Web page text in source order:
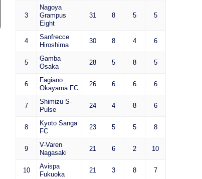
3
Nagoya
Grampus
Eight
31 8 5 5
4
Sanfrecce
Hiroshima
30 8 4 6
5
Gamba
Osaka
28 5 8 5
6
Fagiano
Okayama FC
26 6 6 6
7
Shimizu S-
Pulse
24 4 8 6
8
Kyoto Sanga
FC
23 5 5 8
9
V-Varen
Nagasaki
21 6 2 10
10
Avispa
Fukuoka
21 3 8 7